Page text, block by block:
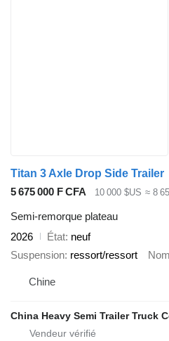
Titan 3 Axle Drop Side Trailer
5 675 000 F CFA
10 000 $US ≈ 8
Semi-remorque plateau
2026
État neuf
Suspension ressort/ressort
Chine
China Heavy Semi Trailer Truck